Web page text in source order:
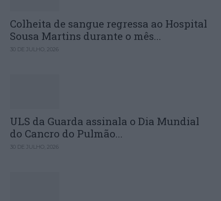
Colheita de sangue regressa ao Hospital
Sousa Martins durante o mês...
30 DE JULHO, 2026
ULS da Guarda assinala o Dia Mundial
do Cancro do Pulmão...
30 DE JULHO, 2026